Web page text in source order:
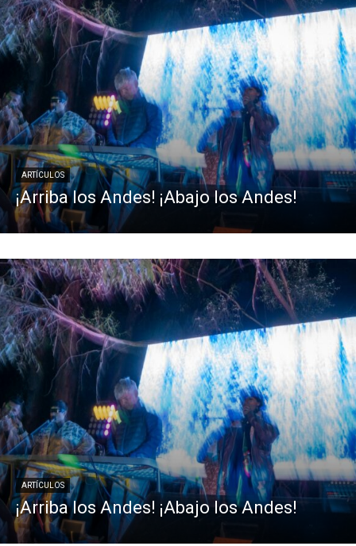
ARTÍCULOS
¡Arriba los Andes! ¡Abajo los Andes!
ARTÍCULOS
¡Arriba los Andes! ¡Abajo los Andes!